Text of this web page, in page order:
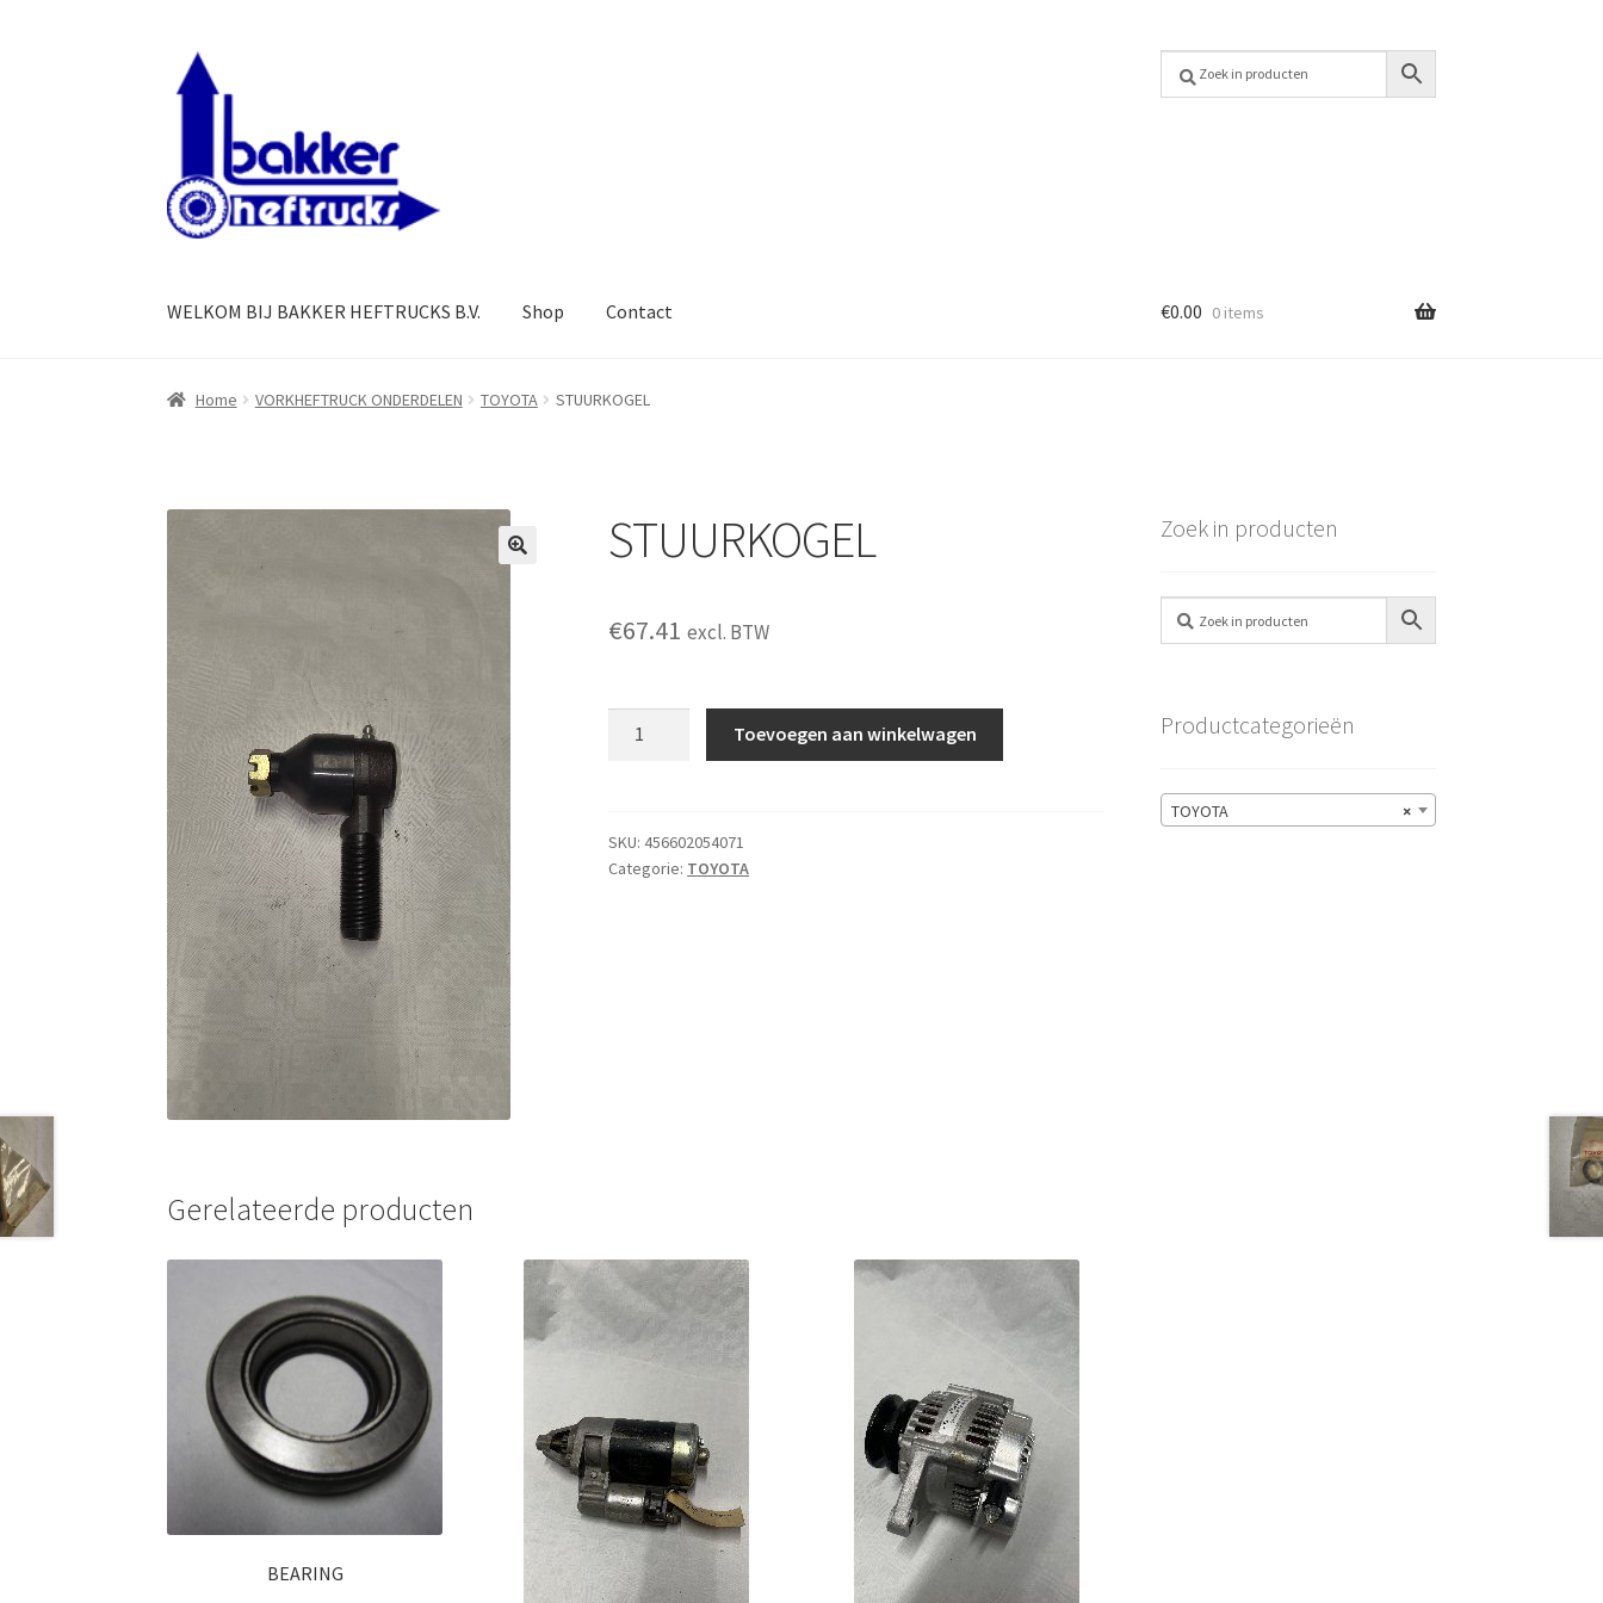
door
navigatie
naar
WELKOM BIJ BAKKER HEFTRUCKS B.V. Shop Contact €0.00 0 items
Home VORKHEFTRUCK ONDERDELEN TOYOTA STUURKOGEL
STUURKOGEL
€67.41 excl. BTW
Toevoegen aan winkelwagen
SKU:456602054071
Categorie: TOYOTA
Gerelateerde producten
BEARING
Zoek in producten
Productcategorieën
×
TOYOTA